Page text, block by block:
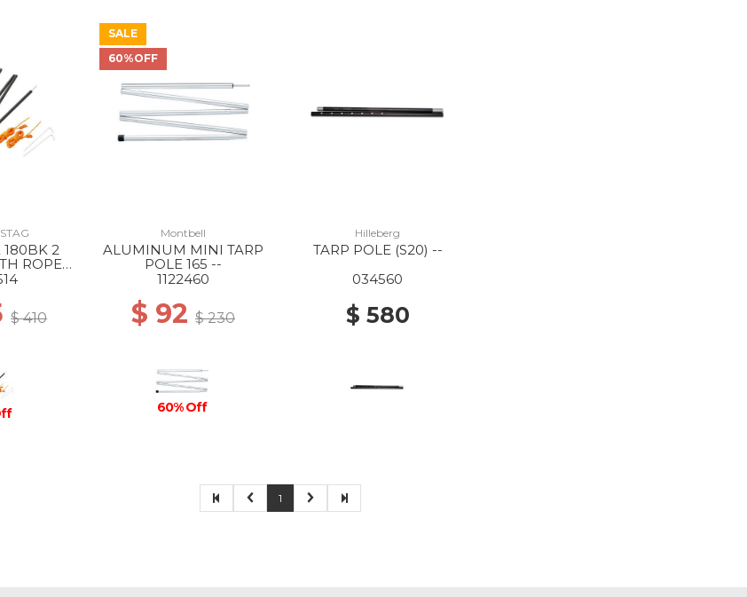
180BK 2
ROPE
--
$ 410
SALE
60%OFF
Montbell
ALUMINUM MINI TARP
POLE 165 --
1122460
$ 92$ 230
60% Off
Hilleberg
TARP POLE (S20) --
034560
$ 580
1